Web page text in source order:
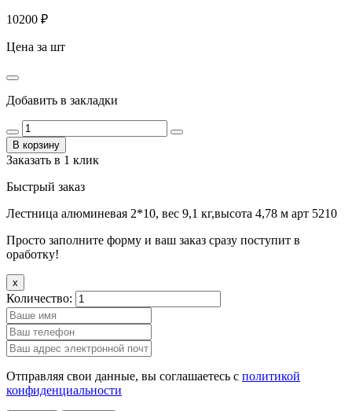
10200 ₽
Цена за шт
Добавить в закладки
В корзину
Заказать в 1 клик
Быстрый заказ
Лестница алюминевая 2*10, вес 9,1 кг,высота 4,78 м арт 5210
Просто заполните форму и ваш заказ сразу поступит в
оработку!
x
Количество:
Отправляя свои данные, вы соглашаетесь с политикой
конфиденциальности